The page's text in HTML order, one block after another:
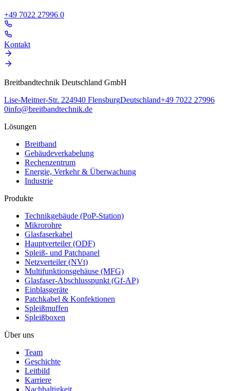
+49 7022 27996 0
Kontakt
Breitbandtechnik Deutschland GmbH
Lise-Meitner-Str. 224940 FlensburgDeutschland+49 7022 27996
0info@breitbandtechnik.de
Lösungen
Breitband
Gebäudeverkabelung
Rechenzentrum
Energie, Verkehr & Überwachung
Industrie
Produkte
Technikgebäude (PoP-Station)
Mikrorohre
Glasfaserkabel
Hauptverteiler (ODF)
Spleiß- und Patchpanel
Netzverteiler (NVt)
Multifunktionsgehäuse (MFG)
Glasfaser-Abschlusspunkt (Gf-AP)
Einblasgeräte
Patchkabel & Konfektionen
Spleißmuffen
Spleißboxen
Über uns
Team
Geschichte
Leitbild
Karriere